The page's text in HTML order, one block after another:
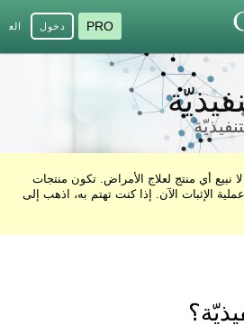
PRO دخول
نبيع أي منتج لعلاج الأمراض. تكون منتجات
الإثبات الآن. إذا كنت تهتم به، اذهب إلى